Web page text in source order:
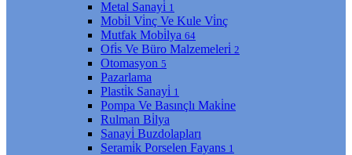
Metal Sanayi̇ 1
Mobi̇l Vi̇nç Ve Kule Vi̇nç
Mutfak Mobi̇lya 64
Ofi̇s Ve Büro Malzemeleri̇ 2
Otomasyon 5
Pazarlama
Plasti̇k Sanayi̇ 1
Pompa Ve Basınçlı Maki̇ne
Rulman Bi̇lya
Sanayi̇ Buzdolapları
Serami̇k Porselen Fayans 1